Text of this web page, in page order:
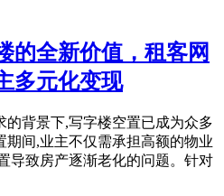
的全新价值，租客网
多元化变现
的背景下,写字楼空置已成为众多
期间,业主不仅需承担高额的物业
导致房产逐渐老化的问题。针对